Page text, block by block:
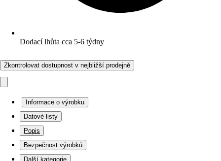
Dodací lhůta cca 5-6 týdny
Zkontrolovat dostupnost v nejbližší prodejně
Informace o výrobku
Datové listy
Popis
Bezpečnost výrobků
Další kategorie